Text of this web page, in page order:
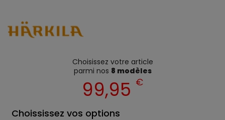
Choisissez votre article
parmi nos 8 modèles
99,95 €
Choississez vos options